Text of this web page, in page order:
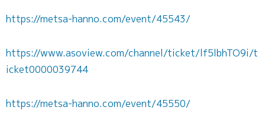
https://metsa-hanno.com/event/45543/
https://www.asoview.com/channel/ticket/lf5lbhTO9i/t
icket0000039744
https://metsa-hanno.com/event/45550/